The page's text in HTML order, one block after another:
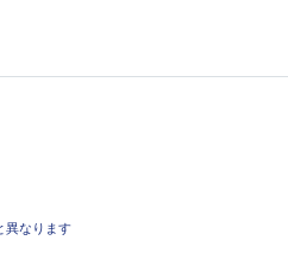
異なります